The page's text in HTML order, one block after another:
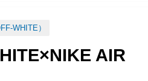
WHITE）
AIR